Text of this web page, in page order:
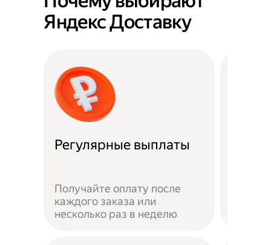
Яндекс Доставку
Регулярные выплаты
Получайте оплату после
каждого заказа или
несколько раз в неделю